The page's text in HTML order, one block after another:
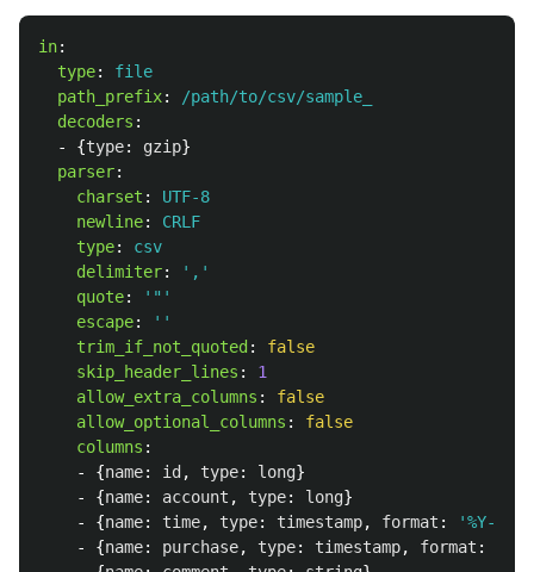
in:
type:
file
path_prefix:
/path/to/csv/sample_
decoders :
-
{type: gzip}
parser:
charset :
UTF-8
newline:
CRLF
type:
csv
delimiter: ' ,'
quote: ' "'
escape: ' '
trim_if_not_quoted :
false
skip_header_lines :
1
allow_extra_columns :
false
allow_optional_columns :
false
columns :
-
{name: id , type: long}
-
{name: account , type: long}
-
{name: time, type: timestamp, format : '%Y-%m-
-
{name: purchase, type: timestamp, format :